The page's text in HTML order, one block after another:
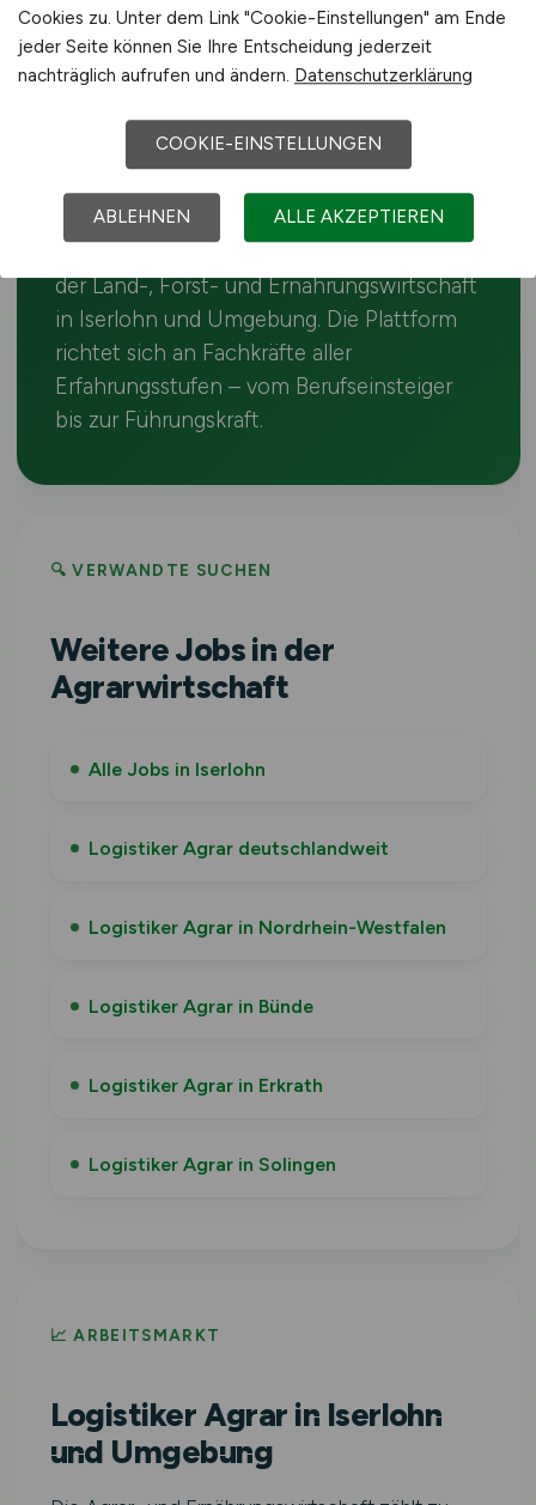
Die Agrarwirtschaft rund um Iserlohn bietet
Logistiker Agrar-Fachkräften Stellen in
verschiedenen Betriebstypen – vom
Familienhof bis zum größeren
du täglich aktualisierte Stellenangebote als
der Land-, Forst- und Ernährungswirtschaft
in Iserlohn und Umgebung. Die Plattform
richtet sich an Fachkräfte aller
Erfahrungsstufen – vom Berufseinsteiger
bis zur Führungskraft.
🔍 VERWANDTE SUCHEN
Weitere Jobs in der
Agrarwirtschaft
Alle Jobs in Iserlohn
Logistiker Agrar deutschlandweit
Logistiker Agrar in Nordrhein-Westfalen
Logistiker Agrar in Bünde
Logistiker Agrar in Erkrath
Logistiker Agrar in Solingen
📈 ARBEITSMARKT
Logistiker Agrar in Iserlohn
und Umgebung
Cookies zu. Unter dem Link "Cookie-Einstellungen" am Ende
jeder Seite können Sie Ihre Entscheidung jederzeit
nachträglich aufrufen und ändern. Datenschutzerklärung
COOKIE-EINSTELLUNGEN
ABLEHNEN ALLE AKZEPTIEREN